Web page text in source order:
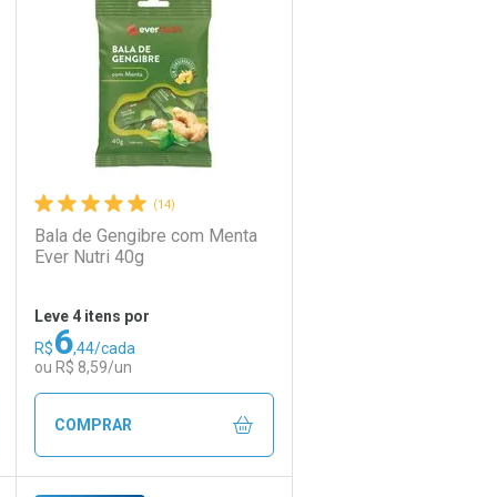
Laboratório
Ativar Desconto
Comprar sem Desconto
Por Menos
Comprar sem Desconto
(14)
Bala de Gengibre com Menta
Ever Nutri 40g
Leve 4 itens por
R$6,44/cada
ou R$ 8,59/un
COMPRAR